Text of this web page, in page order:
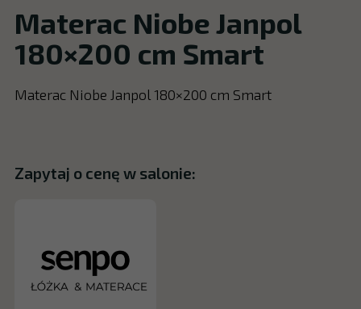
Materac Niobe Janpol
180×200 cm Smart
Materac Niobe Janpol 180×200 cm Smart
Zapytaj o cenę w salonie: